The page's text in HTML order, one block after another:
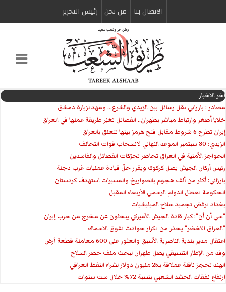
الاتصال بنا من نحن رئیس التحریر
اخر الاخبار
مصادر : بارزاني نقل رسائل بين الزيدي والشرع... ومهد لزيارة دمشق
خلايا أصغر وارتباط مباشر بطهران.. الفصائل تغيّر طريقة عملها في العراق
إيران تطرح 6 شروط مقابل فتح هرمز بينها تتعلق بالعراق
الزيدي: 30 سبتمبر الموعد النهائي لانسحاب قوات التحالف
الحواجز الأمنية في العراق تحاصر تحرّكات الفصائل والفاسدين
رئيس أركان الجيش يصل كركوك ويقرر حلّ قيادة عمليات غرب دجلة
بارزاني: أكثر من ألف هجوم بالصواريخ والمسيرات استهدف كردستان
الحكومة تعطل الدوام الرسمي الأربعاء المقبل
بغداد ترفض تجميد سلاح الميليشيات
"سي أن أن": كبار قادة الجيش الأميركي يبحثون عن مخرج من حرب إيران
"العراق الاخضر" يحذر من تكرار حوادث نفوق الاسماك
اعتقال مدير بلدية الناصرية الأسبق والعثور على 600 معاملة قطعة أرض
وفد من الإطار التنسيقي يصل طهران لبحث ملف حصر السلاح
الهند تحجز ناقلة عملاقة بـ25 مليون دولار لشراء النفط العراقي
ارتفاع نفقات الحشد الشعبي بنسبة 72% خلال ست سنوات